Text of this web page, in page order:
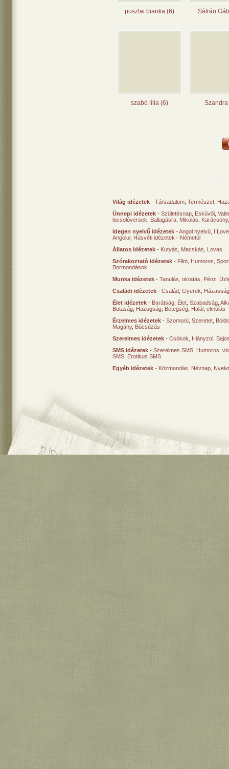
pusztai bianka (6) Sáfrán
szabó lilla (6)
Világ idézetek - Társadalom Természet
Ünnepi idézetek - Születésnap Esküvői
locsolóversek
Ballagásra Mikulás Karácsony
Idegen nyelvű idézetek -Angol nyelvű I
Angolul Húsvéti idézetek - Németül
Állatos idézetek - Kutyás Macskás
Lovas
Szórakoztató idézetek - Film Humoros
Bormondások
Munka idézetek - Tanulás, oktatás Pénz
Családi idézetek - Család Gyerek
Élet idézetek - Barátság Élet Szabadság
Butaság Hazugság Betegség Halál, elmúlás
Érzelmes idézetek - Szomorú Szeretet
Magány, Búcsúzás
Szerelmes idézetek - Csókok Hiányzol
SMS idézetek - Szerelmes SMS Humoros,
SMS Erotikus SMS
Egyéb idézetek - Közmondás Névnap